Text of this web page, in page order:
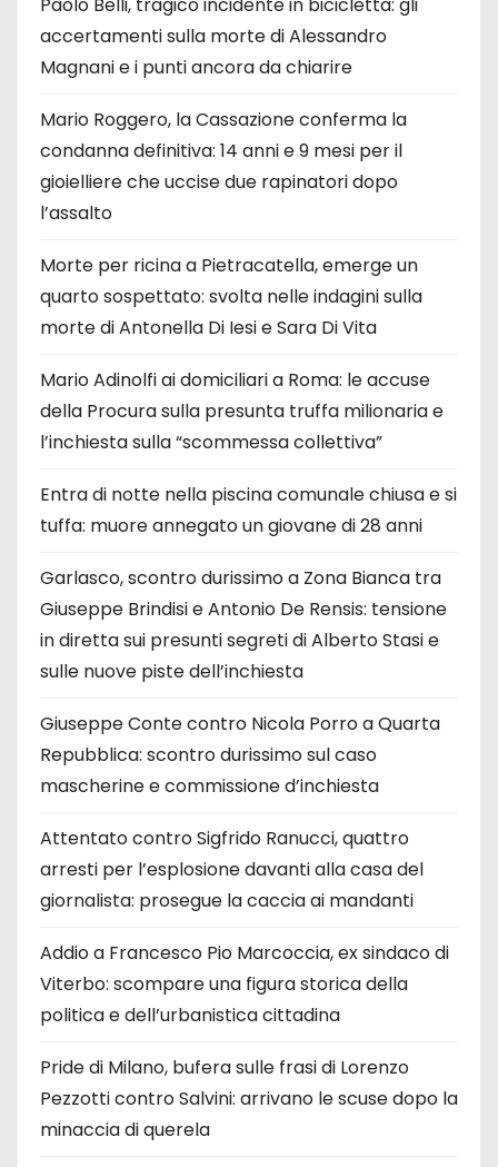
accertamenti sulla morte di Alessandro
Magnani e i punti ancora da chiarire
Mario Roggero, la Cassazione conferma la
condanna definitiva: 14 anni e 9 mesi per il
gioielliere che uccise due rapinatori dopo
l’assalto
Morte per ricina a Pietracatella, emerge un
quarto sospettato: svolta nelle indagini sulla
morte di Antonella Di Iesi e Sara Di Vita
Mario Adinolfi ai domiciliari a Roma: le accuse
della Procura sulla presunta truffa milionaria e
l’inchiesta sulla “scommessa collettiva”
Entra di notte nella piscina comunale chiusa e si
tuffa: muore annegato un giovane di 28 anni
Garlasco, scontro durissimo a Zona Bianca tra
Giuseppe Brindisi e Antonio De Rensis: tensione
in diretta sui presunti segreti di Alberto Stasi e
sulle nuove piste dell’inchiesta
Giuseppe Conte contro Nicola Porro a Quarta
Repubblica: scontro durissimo sul caso
mascherine e commissione d’inchiesta
Attentato contro Sigfrido Ranucci, quattro
arresti per l’esplosione davanti alla casa del
giornalista: prosegue la caccia ai mandanti
Addio a Francesco Pio Marcoccia, ex sindaco di
Viterbo: scompare una figura storica della
politica e dell’urbanistica cittadina
Pride di Milano, bufera sulle frasi di Lorenzo
Pezzotti contro Salvini: arrivano le scuse dopo la
minaccia di querela